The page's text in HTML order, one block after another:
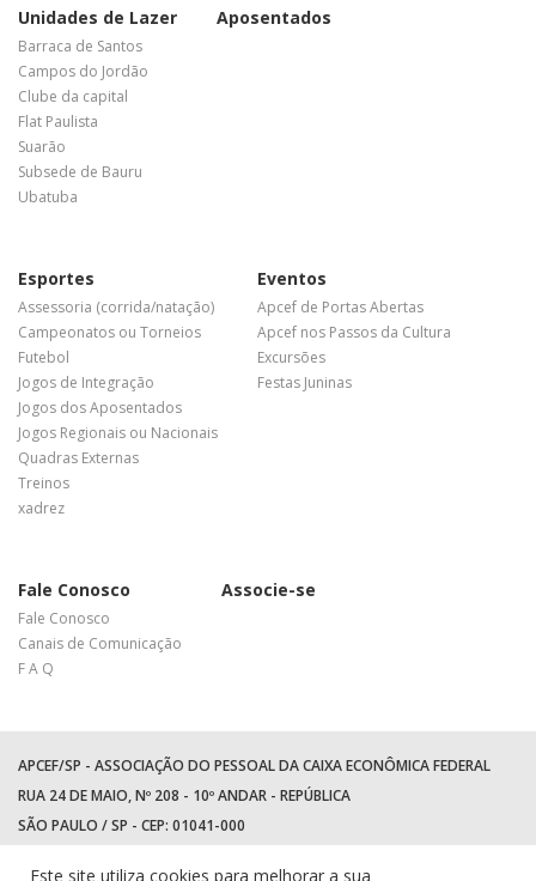
Unidades de Lazer
Barraca de Santos
Campos do Jordão
Clube da capital
Flat Paulista
Suarão
Subsede de Bauru
Ubatuba
Aposentados
Esportes
Assessoria (corrida/natação)
Campeonatos ou Torneios
Futebol
Jogos de Integração
Jogos dos Aposentados
Jogos Regionais ou Nacionais
Quadras Externas
Treinos
xadrez
Eventos
Apcef de Portas Abertas
Apcef nos Passos da Cultura
Excursões
Festas Juninas
Fale Conosco
Fale Conosco
Canais de Comunicação
F A Q
Associe-se
APCEF/SP - ASSOCIAÇÃO DO PESSOAL DA CAIXA ECONÔMICA FEDERAL
RUA 24 DE MAIO, Nº 208 - 10º ANDAR - REPÚBLICA
SÃO PAULO / SP - CEP: 01041-000
Este site utiliza cookies para melhorar a sua